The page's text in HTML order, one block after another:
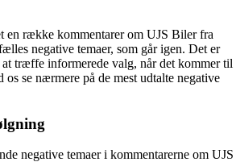
en række kommentarer om UJS Biler fra
negative temaer, som går igen. Det er
træffe informerede valg, når det kommer til
se nærmere på de mest udtalte negative
negative temaer i kommentarerne om UJS